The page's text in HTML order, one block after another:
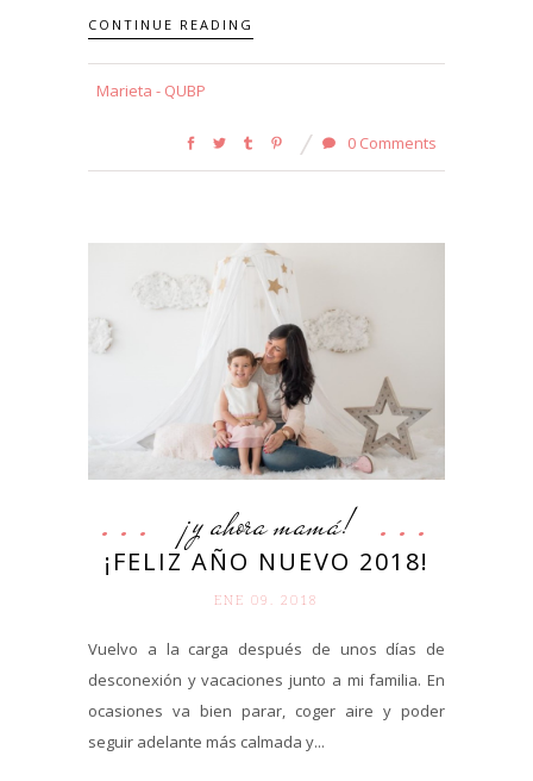
CONTINUE READING
Marieta - QUBP
0 Comments
¡y ahora mamá!
¡FELIZ AÑO NUEVO 2018!
ENE 09. 2018
Vuelvo a la carga después de unos días de
desconexión y vacaciones junto a mi familia. En
ocasiones va bien parar, coger aire y poder
seguir adelante más calmada y...